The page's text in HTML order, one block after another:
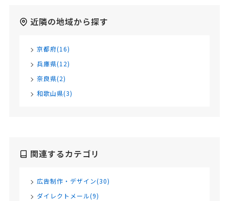
近隣の地域から探す
京都府(16)
兵庫県(12)
奈良県(2)
和歌山県(3)
関連するカテゴリ
広告制作・デザイン(30)
ダイレクトメール(9)